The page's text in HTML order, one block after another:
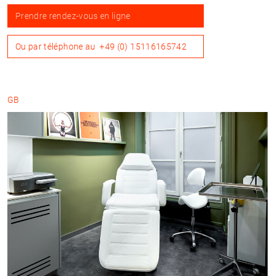
Prendre rendez-vous en ligne
Ou par téléphone au+49 (0) 15116165742
GB